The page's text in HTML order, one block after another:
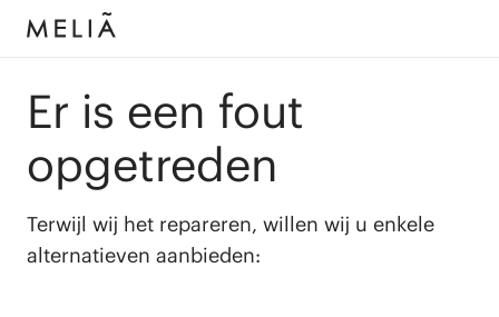
Er is een fout
opgetreden
Terwijl wij het repareren, willen wij u enkele
alternatieven aanbieden: